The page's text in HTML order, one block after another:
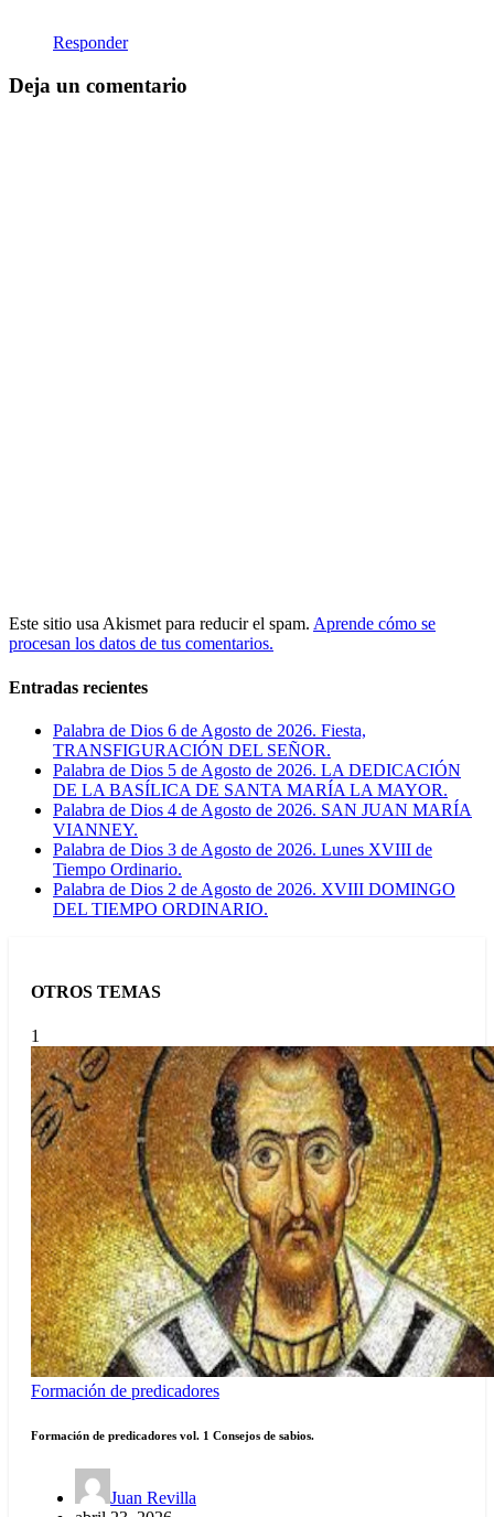
Responder
Deja un comentario
Este sitio usa Akismet para reducir el spam. Aprende cómo se
procesan los datos de tus comentarios.
Entradas recientes
Palabra de Dios 6 de Agosto de 2026. Fiesta,
TRANSFIGURACIÓN DEL SEÑOR.
Palabra de Dios 5 de Agosto de 2026. LA DEDICACIÓN
DE LA BASÍLICA DE SANTA MARÍA LA MAYOR.
Palabra de Dios 4 de Agosto de 2026. SAN JUAN MARÍA
VIANNEY.
Palabra de Dios 3 de Agosto de 2026. Lunes XVIII de
Tiempo Ordinario.
Palabra de Dios 2 de Agosto de 2026. XVIII DOMINGO
DEL TIEMPO ORDINARIO.
OTROS TEMAS
1
Formación de predicadores
Formación de predicadores vol. 1 Consejos de sabios.
Juan Revilla